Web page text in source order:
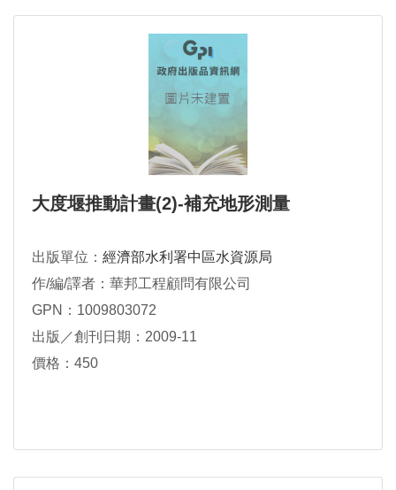
大度堰推動計畫(2)-補充地形測量
出版單位： 經濟部水利署中區水資源局
作/編/譯者：華邦工程顧問有限公司
GPN：1009803072
出版／創刊日期：2009-11
價格：450